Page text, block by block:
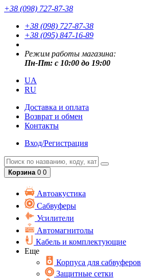
+38 (098) 727-87-38
+38 (098) 727-87-38
+38 (095) 847-16-89
Режим работы магазина:
Пн-Пт: с 10:00 до 19:00
UA
RU
Доставка и оплата
Возврат и обмен
Контакты
Вход/Регистрация
Корзина 0 0
Автоакустика
Сабвуферы
Усилители
Автомагнитолы
Кабель и комплектующие
Еще
Корпуса для сабвуферов
Защитные сетки